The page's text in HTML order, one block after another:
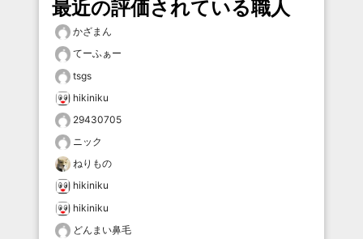
最近の評価されている職人
かざまん
てーふぁー
tsgs
hikiniku
29430705
ニック
ねりもの
hikiniku
hikiniku
どんまい鼻毛